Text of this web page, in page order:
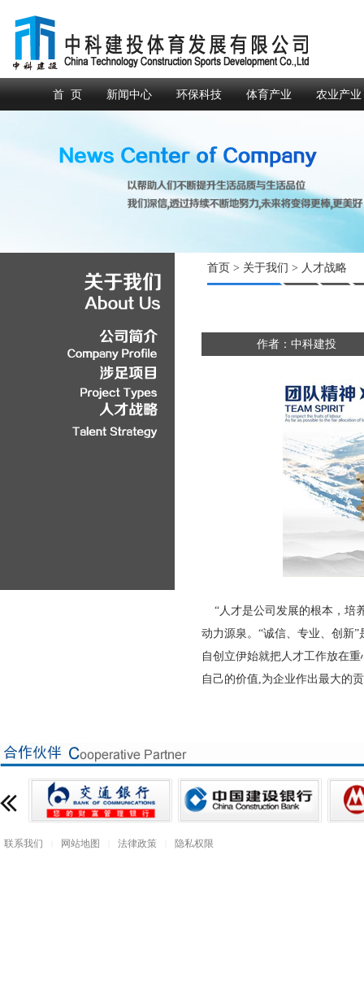
首 页 新闻中心 环保科技 体育产业 农业产业
首页 > 关于我们 > 人才战略
作者：中科建投
“人才是公司发展的根本，培
动力源泉。“诚信、专业、创新
自创立伊始就把人才工作放在
自己的价值,为企业作出最大的
联系我们 网站地图 法律政策 隐私权限